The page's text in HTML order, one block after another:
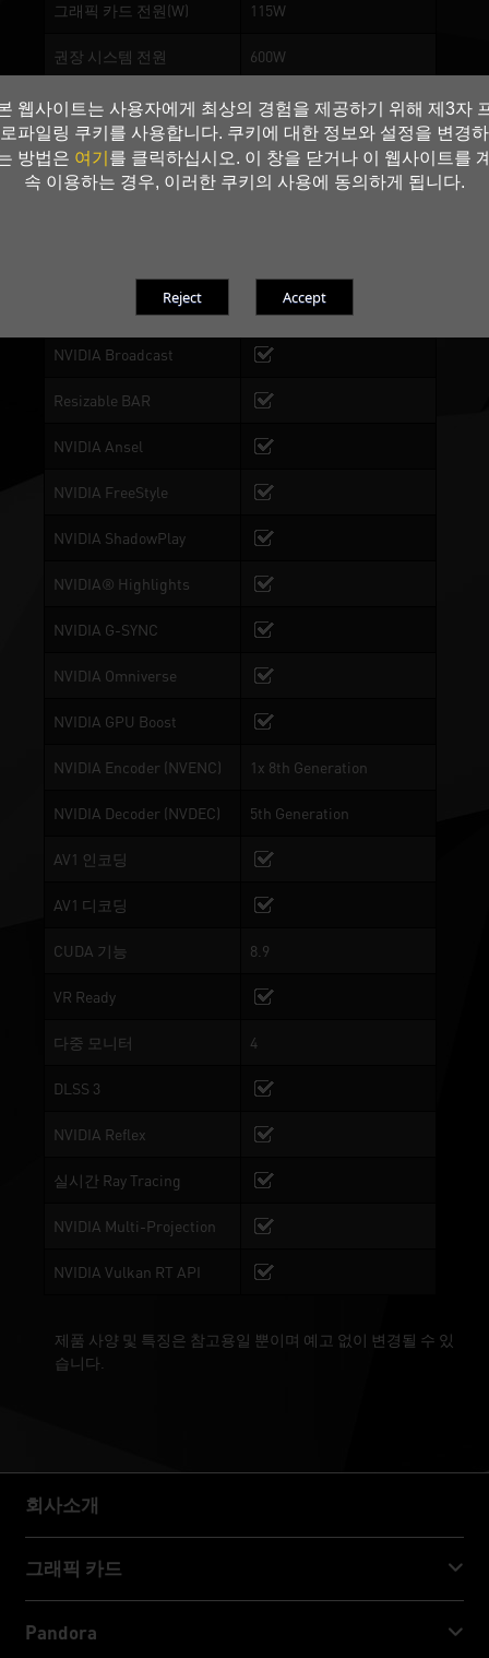
웹사이트는 사용자에게 최상의 경험을 제공하기 위해 제3자
로파일링 쿠키를 사용합니다. 쿠키에 대한 정보와 설정을 변경하
방법은 여기를 클릭하십시오. 이 창을 닫거나 이 웹사이트를
속 이용하는 경우, 이러한 쿠키의 사용에 동의하게 됩니다.
그래픽 카드 전원(W) 115W
권장 시스템 전원 600W
추가 전원 커넥터 8-pin x 1
0-dB TECH
4th Generation
NVIDIA Broadcast
Resizable BAR
NVIDIA Ansel
NVIDIA FreeStyle
NVIDIA ShadowPlay
NVIDIA® Highlights
NVIDIA G-SYNC
NVIDIA Omniverse
NVIDIA GPU Boost
NVIDIA Encoder (NVENC) 1x 8th Generation
NVIDIA Decoder (NVDEC) 5th Generation
AV1 인코딩
AV1 디코딩
CUDA 기능 8.9
VR Ready
다중 모니터 4
DLSS 3
NVIDIA Reflex
실시간 Ray Tracing
NVIDIA Multi-Projection
NVIDIA Vulkan RT API
제품 사양 및 특징은 참고용일 뿐이며 예고 없이 변경될 수 있
습니다.
회사소개
회사소개
그래픽 카드
Pandora